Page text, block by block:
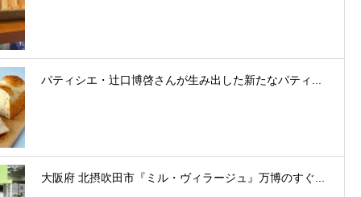
パティシエ・辻口博啓さんが生み出した新たなパティ...
大阪府 北摂吹田市『ミル・ヴィラージュ』万博のすぐ...